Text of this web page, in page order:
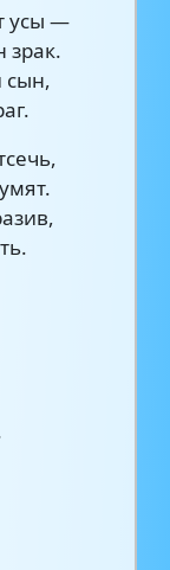
усы —
зрак.
сын,